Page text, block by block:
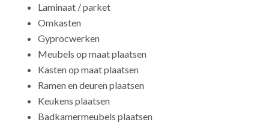
Laminaat / parket
Omkasten
Gyprocwerken
Meubels op maat plaatsen
Kasten op maat plaatsen
Ramen en deuren plaatsen
Keukens plaatsen
Badkamermeubels plaatsen